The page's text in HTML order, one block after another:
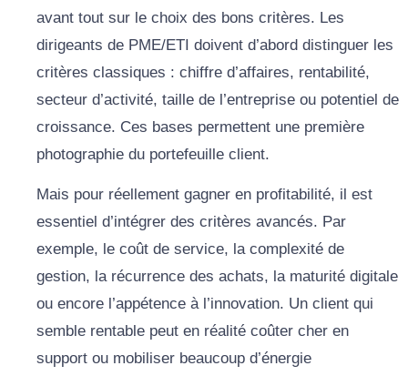
avant tout sur le choix des bons critères. Les
dirigeants de PME/ETI doivent d’abord distinguer les
critères classiques : chiffre d’affaires, rentabilité,
secteur d’activité, taille de l’entreprise ou potentiel de
croissance. Ces bases permettent une première
photographie du portefeuille client.
Mais pour réellement gagner en profitabilité, il est
essentiel d’intégrer des critères avancés. Par
exemple, le coût de service, la complexité de
gestion, la récurrence des achats, la maturité digitale
ou encore l’appétence à l’innovation. Un client qui
semble rentable peut en réalité coûter cher en
support ou mobiliser beaucoup d’énergie